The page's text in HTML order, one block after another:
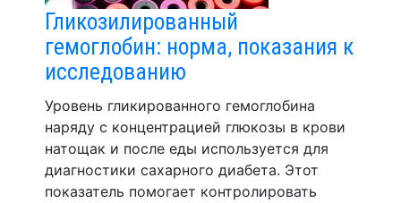
Гликозилированный
гемоглобин: норма, показания к
исследованию
Уровень гликированного гемоглобина
наряду с концентрацией глюкозы в крови
натощак и после еды используется для
диагностики сахарного диабета. Этот
показатель помогает контролировать